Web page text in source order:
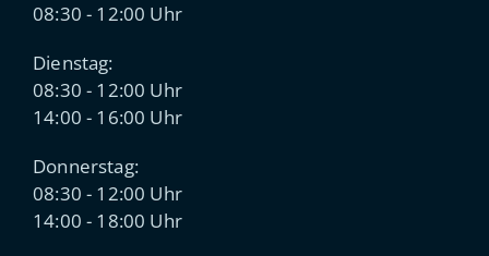
08:30 - 12:00 Uhr
Dienstag:
08:30 - 12:00 Uhr
14:00 - 16:00 Uhr
Donnerstag:
08:30 - 12:00 Uhr
14:00 - 18:00 Uhr